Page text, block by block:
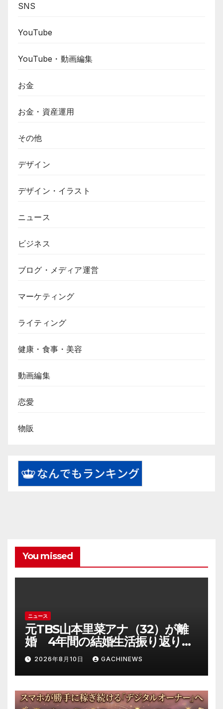
SNS
YouTube
YouTube・動画編集
お金
お金・資産運用
その他
デザイン
デザイン・イラスト
ニュース
ビジネス
ブログ・メディア運営
マーケティング
ライティング
健康・食事・美容
動画編集
恋愛
物販
You missed
ニュース
元TBS山本里菜アナ（32）が離
婚 4年間の結婚生活振り返り
「ともに歩んできた道は宝物」
(J-CASTニュース)
2026年8月10日 GACHINEWS